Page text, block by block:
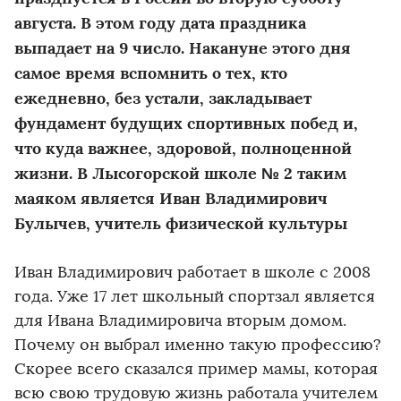
августа. В этом году дата праздника
выпадает на 9 число. Накануне этого дня
самое время вспомнить о тех, кто
ежедневно, без устали, закладывает
фундамент будущих спортивных побед и,
что куда важнее, здоровой, полноценной
жизни. В Лысогорской школе № 2 таким
маяком является Иван Владимирович
Булычев, учитель физической культуры
Иван Владимирович работает в школе с 2008
года. Уже 17 лет школьный спортзал является
для Ивана Владимировича вторым домом.
Почему он выбрал именно такую профессию?
Скорее всего сказался пример мамы, которая
всю свою трудовую жизнь работала учителем